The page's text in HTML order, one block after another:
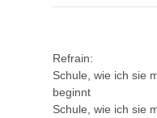
Refrain:
Schule, wie ich sie
beginnt
Schule, wie ich sie